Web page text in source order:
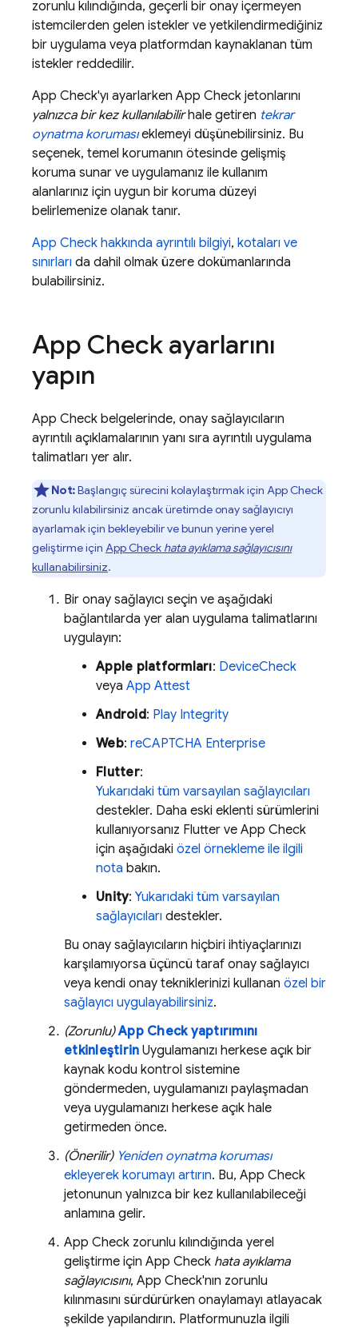
zorunlu kılındığında, geçerli bir onay içermeyen
istemcilerden gelen istekler ve yetkilendirmediğiniz
bir uygulama veya platformdan kaynaklanan tüm
istekler reddedilir.
App Check'yı ayarlarken App Check jetonlarını
yalnızca bir kez kullanılabilirhale getiren tekrar
oynatma korumasıeklemeyi düşünebilirsiniz. Bu
seçenek, temel korumanın ötesinde gelişmiş
koruma sunar ve uygulamanız ile kullanım
alanlarınız için uygun bir koruma düzeyi
belirlemenize olanak tanır.
App Check hakkında ayrıntılı bilgiyi, kotaları ve
sınırları da dahil olmak üzere dokümanlarında
bulabilirsiniz.
App Check ayarlarını
yapın
App Check belgelerinde, onay sağlayıcıların
ayrıntılı açıklamalarının yanı sıra ayrıntılı uygulama
talimatları yer alır.
Not:Başlangıç sürecini kolaylaştırmak için App Check
zorunlu kılabilirsiniz ancak üretimde onay sağlayıcıyı
ayarlamak için bekleyebilir ve bunun yerine yerel
geliştirme için App Check hata ayıklama sağlayıcısını
kullanabilirsiniz.
Bir onay sağlayıcı seçin ve aşağıdaki
bağlantılarda yer alan uygulama talimatlarını
uygulayın:
Apple platformları: DeviceCheck
veya App Attest
Android: Play Integrity
Web: reCAPTCHA Enterprise
Flutter:
Yukarıdaki tüm varsayılan sağlayıcıları
destekler. Daha eski eklenti sürümlerini
kullanıyorsanız Flutter ve App Check
için aşağıdaki özel örnekleme ile ilgili
nota bakın.
Unity:Yukarıdaki tüm varsayılan
sağlayıcıları destekler.
Bu onay sağlayıcıların hiçbiri ihtiyaçlarınızı
karşılamıyorsa üçüncü taraf onay sağlayıcı
veya kendi onay tekniklerinizi kullanan özel bir
sağlayıcı uygulayabilirsiniz.
(Zorunlu) App Checkyaptırımını
etkinleştirin Uygulamanızı herkese açık bir
kaynak kodu kontrol sistemine
göndermeden, uygulamanızı paylaşmadan
veya uygulamanızı herkese açık hale
getirmeden önce.
(Önerilir) Yeniden oynatma koruması
ekleyerek korumayı artırın. Bu, App Check
jetonunun yalnızca bir kez kullanılabileceği
anlamına gelir.
App Check zorunlu kılındığında yerel
geliştirme için App Check hata ayıklama
sağlayıcısını, App Check'nın zorunlu
kılınmasını sürdürürken onaylamayı atlayacak
şekilde yapılandırın. Platformunuzla ilgili